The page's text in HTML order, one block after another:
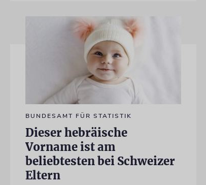
BUNDESAMT FÜR STATISTIK
Dieser hebräische
Vorname ist am
beliebtesten bei Schweizer
Eltern